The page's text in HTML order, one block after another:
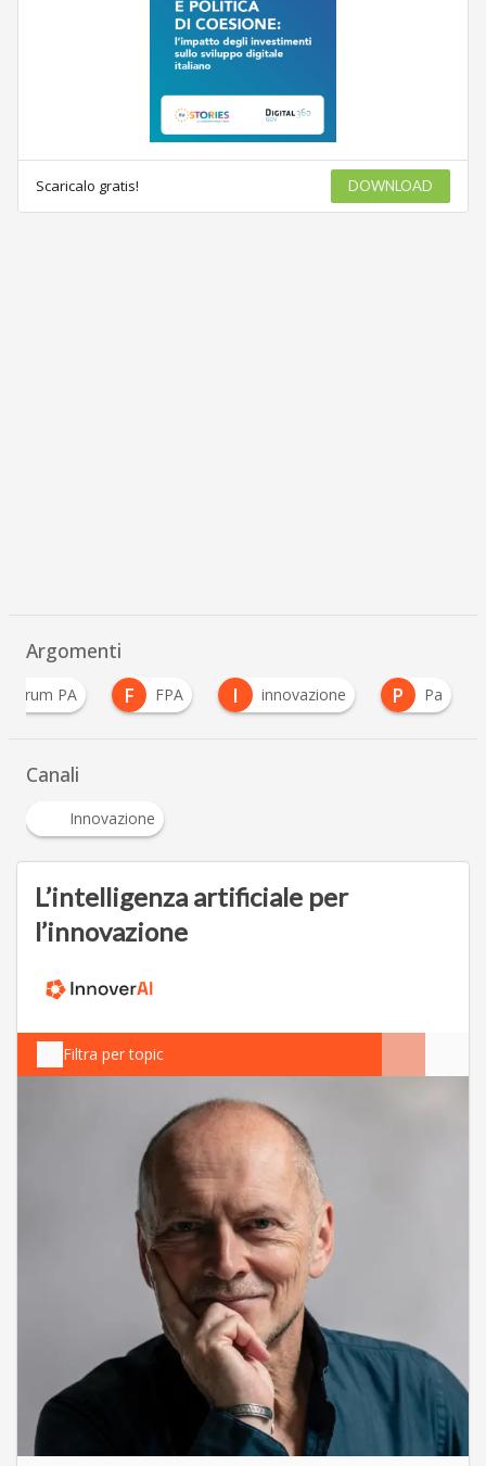
Scaricalo gratis! DOWNLOAD
Argomenti
Forum PA F FPA I innovazione P Pa
Canali
Innovazione
L’intelligenza artificiale per
l’innovazione
Filtra per topic